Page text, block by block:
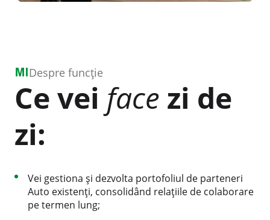
Despre funcție
Ce vei face zi de
zi:
Vei gestiona și dezvolta portofoliul de parteneri
Auto existenți, consolidând relațiile de colaborare
pe termen lung;